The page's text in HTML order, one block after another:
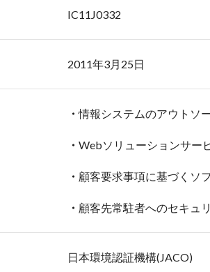
IC11J0332
2011年3月25日
情報システムのアウトソ
Webソリューションサー
顧客要求事項に基づくソ
顧客先常駐者へのセキュ
日本環境認証機構(JACO)